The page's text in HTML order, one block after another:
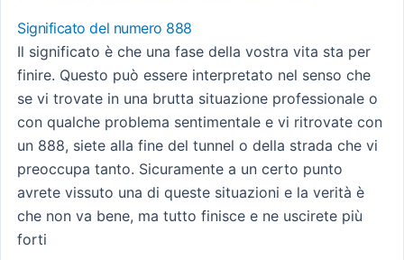
Significato del numero 888
Il significato è che una fase della vostra vita sta per
finire. Questo può essere interpretato nel senso che
se vi trovate in una brutta situazione professionale o
con qualche problema sentimentale e vi ritrovate con
un 888, siete alla fine del tunnel o della strada che vi
preoccupa tanto. Sicuramente a un certo punto
avrete vissuto una di queste situazioni e la verità è
che non va bene, ma tutto finisce e ne uscirete più
forti